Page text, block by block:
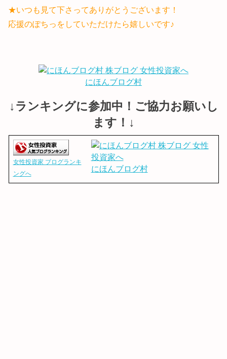
★いつも見て下さってありがとうございます！
応援のぽちっをしていただけたら嬉しいです♪
にほんブログ村
↓ランキングに参加中！ご協力お願いし
ます！↓
女性投資家 ブログランキ
ングへ
にほんブログ村